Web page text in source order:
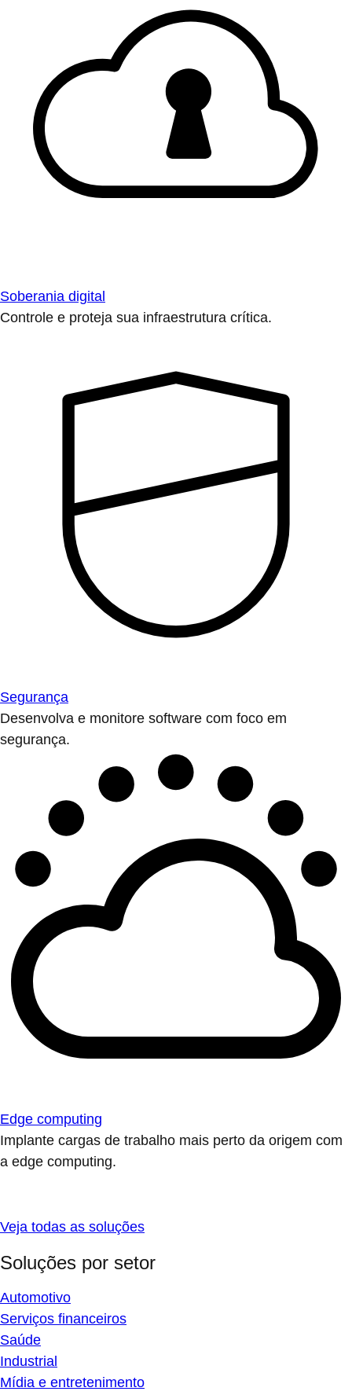
Soberania digital
Controle e proteja sua infraestrutura crítica.
Segurança
Desenvolva e monitore software com foco em
segurança.
Edge computing
Implante cargas de trabalho mais perto da origem com
a edge computing.
Veja todas as soluções
Soluções por setor
Automotivo
Serviços financeiros
Saúde
Industrial
Mídia e entretenimento